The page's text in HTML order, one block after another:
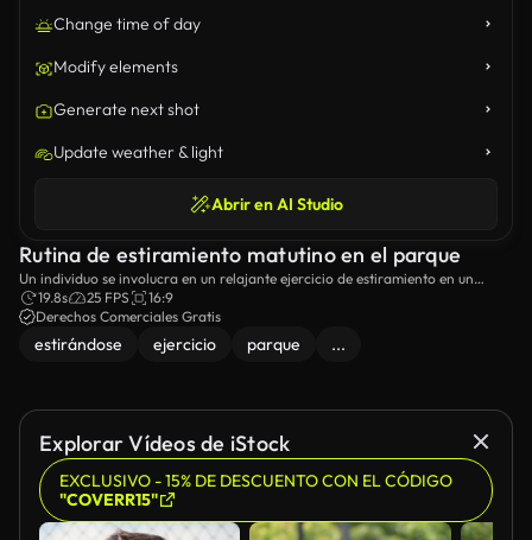
Change time of day
Modify elements
Generate next shot
Update weather & light
Abrir en AI Studio
Rutina de estiramiento matutino en el parque
Un individuo se involucra en un relajante ejercicio de estiramiento en un
tranquilo entorno de parque para su bienestar.
19.8s 25 FPS
16:9
Derechos Comerciales Gratis
estirándose ejercicio parque ...
Explorar Vídeos de iStock
EXCLUSIVO - 15% DE DESCUENTO CON EL CÓDIGO
"COVERR15"